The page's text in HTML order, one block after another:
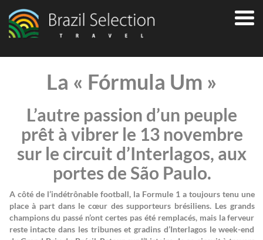
La « Fórmula Um »
L’autre passion d’un peuple
prêt à vibrer le 13 novembre
sur le circuit d’Interlagos, aux
portes de São Paulo.
A côté de l’indétrônable football, la Formule 1 a toujours tenu une
place à part dans le cœur des supporteurs brésiliens. Les grands
champions du passé n’ont certes pas été remplacés, mais la ferveur
reste intacte dans les tribunes et gradins d’Interlagos le week-end